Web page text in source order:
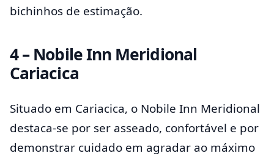
bichinhos de estimação.
4 – Nobile Inn Meridional
Cariacica
Situado em Cariacica, o Nobile Inn Meridional
destaca-se por ser asseado, confortável e por
demonstrar cuidado em agradar ao máximo